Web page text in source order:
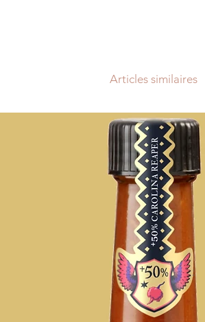
Articles similaires